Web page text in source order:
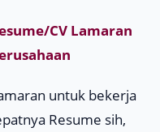
CV Lamaran
untuk bekerja
Resume sih,